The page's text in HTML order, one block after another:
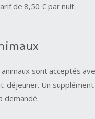
de 8,50 € par nuit.
animaux sont acceptés
déjeuner. Un
demandé.